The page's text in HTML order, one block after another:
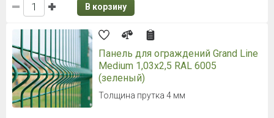
В корзину
Панель для ограждений Grand Line
Medium 1,03x2,5 RAL 6005
(зеленый)
Толщина прутка 4 мм